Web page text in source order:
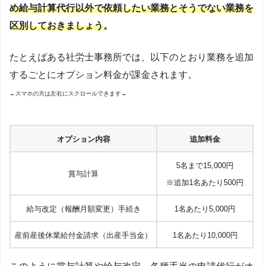
め給与計算代行以外で依頼したい業務とそうでない業務を
区別しておきましょう。
たとえばある社労士事務所では、以下のとおり業務を追加
するごとにオプション料金が課金されます。
←スマホの方は左右にスクロールできます→
オプション内容 追加料金
賞与計算
5名まで15,000円
※追加1名あたり500円
給与改定（報酬月額変更）手続き 1名あたり5,000円
産前産後休業給付金請求（出産手当金） 1名あたり10,000円